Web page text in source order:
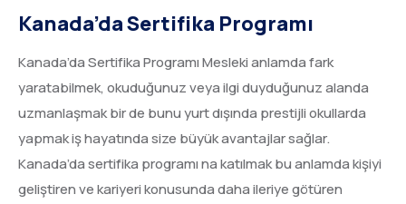
Kanada’da Sertifika Programı
Kanada’da Sertifika Programı Mesleki anlamda fark
yaratabilmek, okuduğunuz veya ilgi duyduğunuz alanda
uzmanlaşmak bir de bunu yurt dışında prestijli okullarda
yapmak iş hayatında size büyük avantajlar sağlar.
Kanada’da sertifika programı na katılmak bu anlamda kişiyi
geliştiren ve kariyeri konusunda daha ileriye götüren